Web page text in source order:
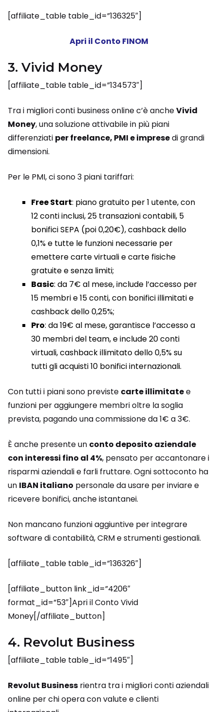
[affiliate_table table_id=”136325″]
Apri il Conto FINOM
3. Vivid Money
[affiliate_table table_id=”134573″]
Tra i migliori conti business online c’è ancheVivid
Money, una soluzione attivabile in più piani
differenziati per freelance, PMI e impresedi grandi
dimensioni.
Per le PMI, ci sono 3 piani tariffari:
Free Start: piano gratuito per 1 utente, con
12 conti inclusi, 25 transazioni contabili, 5
bonifici SEPA (poi 0,20€), cashback dello
0,1% e tutte le funzioni necessarie per
emettere carte virtuali e carte fisiche
gratuite e senza limiti;
Basic: da 7€ al mese, include l’accesso per
15 membri e 15 conti, con bonifici illimitati e
cashback dello 0,25%;
Pro: da 19€ al mese, garantisce l’accesso a
30 membri del team, e include 20 conti
virtuali, cashback illimitato dello 0,5% su
tutti gli acquisti 10 bonifici internazionali.
Con tutti i piani sono previste carte illimitatee
funzioni per aggiungere membri oltre la soglia
prevista, pagando una commissione da 1€ a 3€.
È anche presente un conto deposito aziendale
con interessi fino al 4%, pensato per accantonare i
risparmi aziendali e farli fruttare. Ogni sottoconto ha
un IBAN italiano personale da usare per inviare e
ricevere bonifici, anche istantanei.
Non mancano funzioni aggiuntive per integrare
software di contabilità, CRM e strumenti gestionali.
[affiliate_table table_id=”136326″]
[affiliate_button link_id=”4206″
format_id=”53″]Apri il Conto Vivid
Money[/affiliate_button]
4. Revolut Business
[affiliate_table table_id=”1495″]
Revolut Business rientra tra i migliori conti aziendali
online per chi opera con valute e clienti